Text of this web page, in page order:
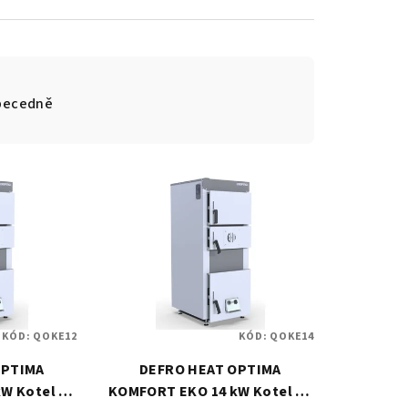
Kotel na
KÓD: QOKE12
DEFRO HEAT OPTIMA
KOMFORT EKO 14 kW Kotel na
KÓD: QOKE14